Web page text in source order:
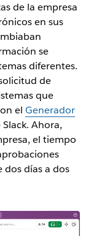
de la empresa
en sus
se
diferentes.
de
que
el Generador
Ahora,
el tiempo
dos días a dos